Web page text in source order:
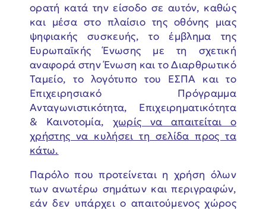
ορατή κατά την είσοδο σε αυτόν, καθώς
και μέσα στο πλαίσιο της οθόνης μιας
ψηφιακής συσκευής, το έμβλημα της
Ευρωπαϊκής Ένωσης με τη σχετική
αναφορά στην Ένωση και το Διαρθρωτικό
Ταμείο, το λογότυπο του ΕΣΠΑ και το
Επιχειρησιακό Πρόγραμμα
Ανταγωνιστικότητα, Επιχειρηματικότητα
& Καινοτομία, χωρίς να απαιτείται ο
χρήστης να κυλήσει τη σελίδα προς τα
κάτω.
Παρόλο που προτείνεται η χρήση όλων
των ανωτέρω σημάτων και περιγραφών,
εάν δεν υπάρχει ο απαιτούμενος χώρος